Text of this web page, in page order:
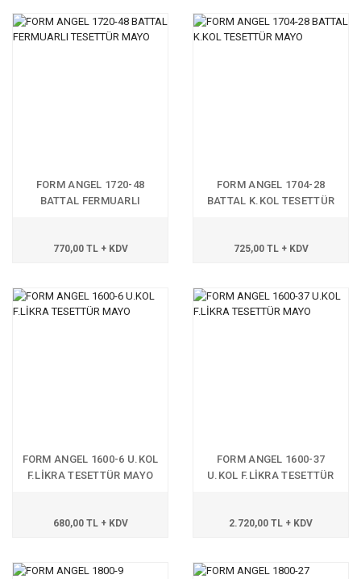
FORM ANGEL 1720-48
BATTAL FERMUARLI
770,00 TL + KDV
FORM ANGEL 1704-28
BATTAL K.KOL TESETTÜR
725,00 TL + KDV
FORM ANGEL 1600-6 U.KOL
F.LİKRA TESETTÜR MAYO
680,00 TL + KDV
FORM ANGEL 1600-37
U.KOL F.LİKRA TESETTÜR
2.720,00 TL + KDV